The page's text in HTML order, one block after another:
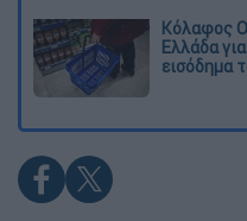
Κόλαφος
Ελλάδα
εισόδημα